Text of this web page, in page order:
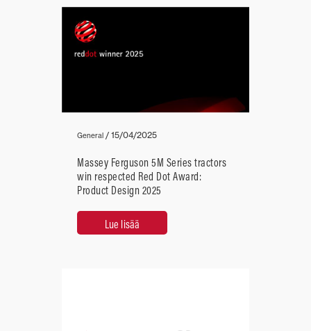
General / 15/04/2025
Massey Ferguson 5M Series tractors
win respected Red Dot Award:
Product Design 2025
Lue lisää